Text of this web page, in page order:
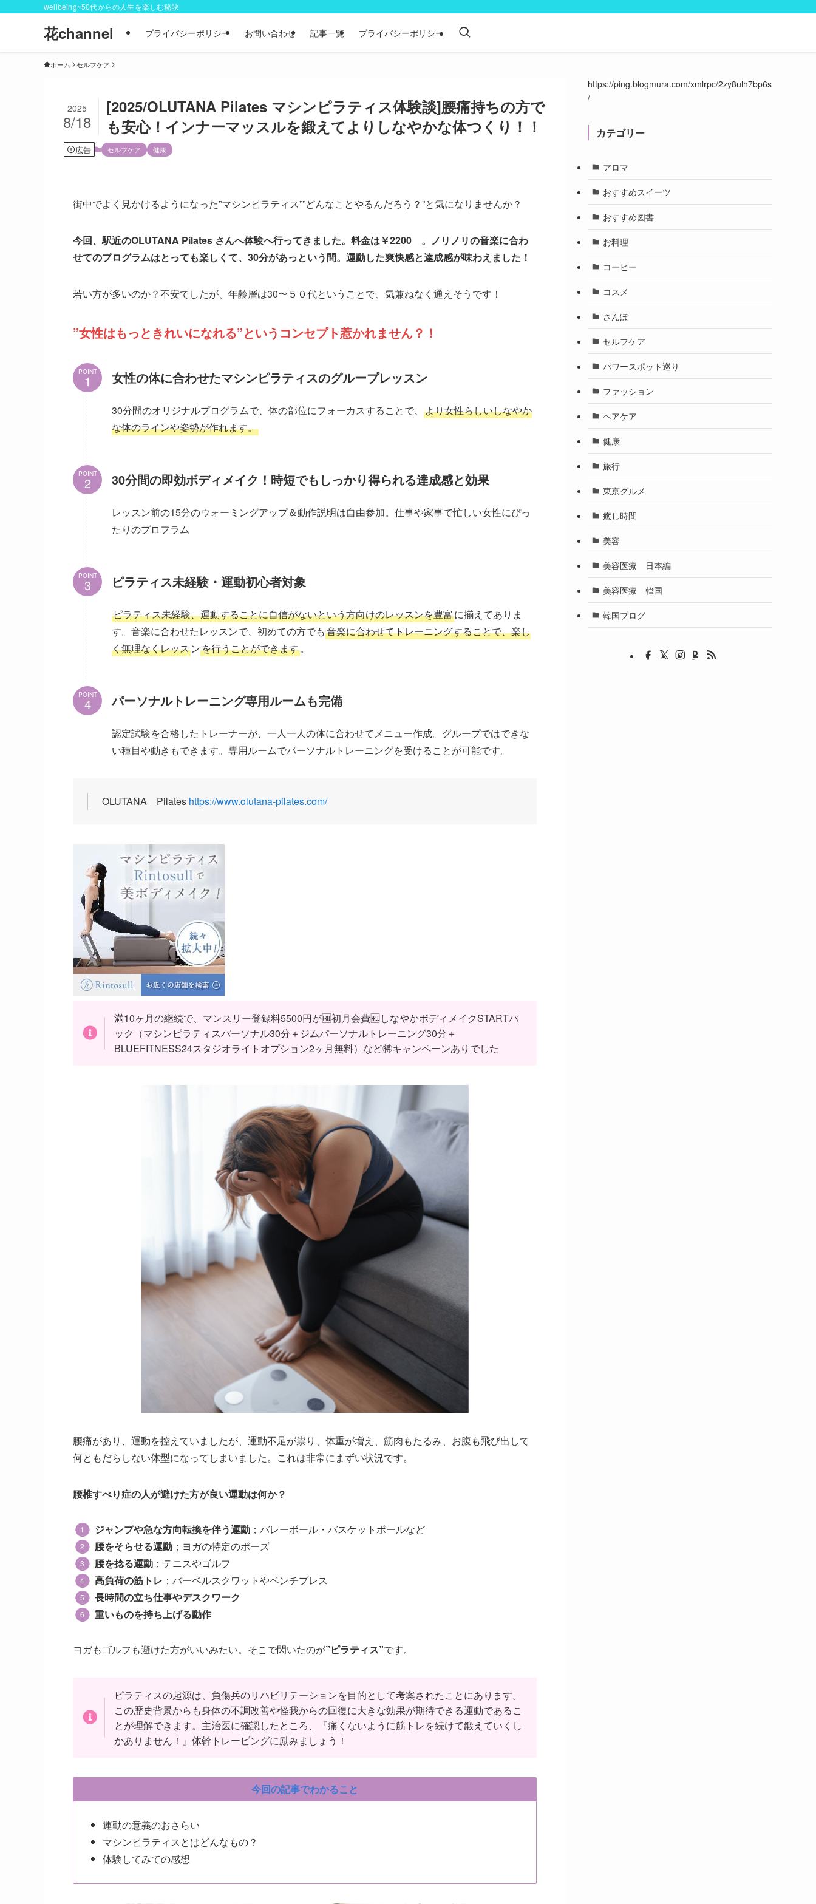
wellbeing~50代からの人生を楽しむ秘訣
花channel プライバシーポリシー お問い合わせ 記事一覧 プライバシーポリシー
ホーム セルフケア
[2025/OLUTANA Pilates マシンピラティス体験談]腰痛持ちの方で
も安心！インナーマッスルを鍛えてよりしなやかな体つくり！！
2025
8/18
広告 セルフケア 健康
街中でよく見かけるようになった”マシンピラティス””どんなことやるんだろう？”と気になりませんか？
今回、駅近のOLUTANA Pilates さんへ体験へ行ってきました。料金は￥2200 。ノリノリの音楽に合わ
せてのプログラムはとっても楽しくて、30分があっという間。運動した爽快感と達成感が味わえました！
若い方が多いのか？不安でしたが、年齢層は30〜５０代ということで、気兼ねなく通えそうです！
”女性はもっときれいになれる”というコンセプト惹かれません？！
POINT 女性の体に合わせたマシンピラティスのグループレッスン
30分間のオリジナルプログラムで、体の部位にフォーカスすることで、 より女性らしいしなやか
な体のラインや姿勢が作れます。
POINT 30分間の即効ボディメイク！時短でもしっかり得られる達成感と効果
レッスン前の15分のウォーミングアップ＆動作説明は自由参加。仕事や家事で忙しい女性にぴっ
たりのプロフラム
POINT ピラティス未経験・運動初心者対象
ピラティス未経験、運動することに自信がないという方向けのレッスンを豊富に揃えてありま
す。音楽に合わせたレッスンで、初めての方でも音楽に合わせてトレーニングすることで、楽し
く無理なくレッスンを行うことができます。
POINT パーソナルトレーニング専用ルームも完備
認定試験を合格したトレーナーが、一人一人の体に合わせてメニュー作成。グループではできな
い種目や動きもできます。専用ルームでパーソナルトレーニングを受けることが可能です。
OLUTANA Pilates https://www.olutana-pilates.com/
満10ヶ月の継続で、マンスリー登録料5500円が🆓初月会費🆓しなやかボディメイクSTARTパ
ック（マシンピラティスパーソナル30分＋ジムパーソナルトレーニング30分＋
BLUEFITNESS24スタジオライトオプション2ヶ月無料）など🉐キャンペーンありでした
腰痛があり、運動を控えていましたが、運動不足が祟り、体重が増え、筋肉もたるみ、お腹も飛び出して
何ともだらしない体型になってしまいました。これは非常にまずい状況です。
腰椎すべり症の人が避けた方が良い運動は何か？
ジャンプや急な方向転換を伴う運動 ；バレーボール・バスケットボールなど
腰をそらせる運動 ；ヨガの特定のポーズ
腰を捻る運動 ；テニスやゴルフ
高負荷の筋トレ ；バーベルスクワットやベンチプレス
長時間の立ち仕事やデスクワーク
重いものを持ち上げる動作
ヨガもゴルフも避けた方がいいみたい。そこで閃いたのが”ピラティス”です。
ピラティスの起源は、負傷兵のリハビリテーションを目的として考案されたことにあります。
この歴史背景からも身体の不調改善や怪我からの回復に大きな効果が期待できる運動であるこ
とが理解できます。主治医に確認したところ、『痛くないように筋トレを続けて鍛えていくし
かありません！』体幹トレービングに励みましょう！
今回の記事でわかること
運動の意義のおさらい
マシンピラティスとはどんなもの？
体験してみての感想
https://ping.blogmura.com/xmlrpc/2zy8ulh7bp6s
/
カテゴリー
アロマ
おすすめスイーツ
おすすめ図書
お料理
コーヒー
コスメ
さんぽ
セルフケア
パワースポット巡り
ファッション
ヘアケア
健康
旅行
東京グルメ
癒し時間
美容
美容医療 日本編
美容医療 韓国
韓国ブログ